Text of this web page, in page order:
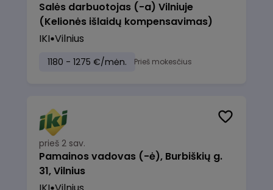
Salės darbuotojas (-a) Vilniuje
(Kelionės išlaidų kompensavimas)
IKI Vilnius
1180 - 1275 €/mėn. Prieš mokesčius
prieš 2 sav.
Pamainos vadovas (-ė), Burbiškių g.
31, Vilnius